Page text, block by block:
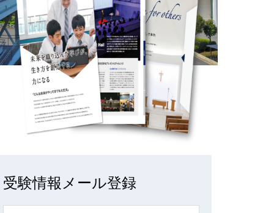
受験情報メール登録